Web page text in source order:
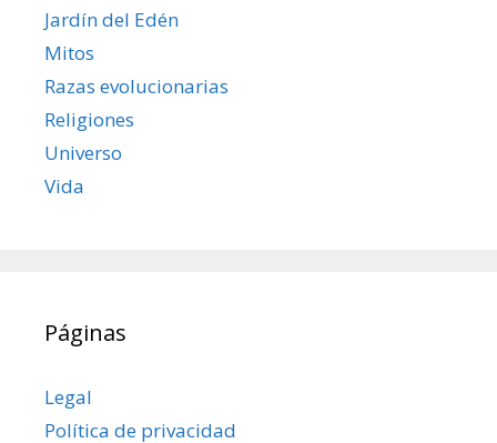
Jardín del Edén
Mitos
Razas evolucionarias
Religiones
Universo
Vida
Páginas
Legal
Política de privacidad